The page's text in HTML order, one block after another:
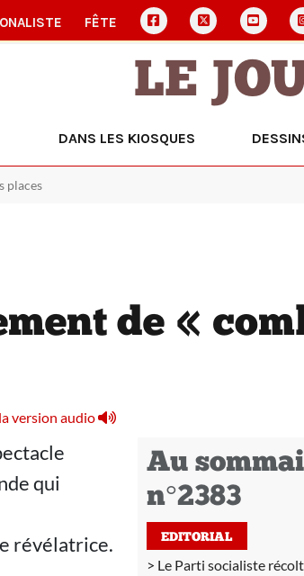
FÊTE
LE
DANS LES KIOSQUES
places
de «
version audio
qui
révélatrice.
Au
n°2383
EDITORIAL
Le Parti socialiste